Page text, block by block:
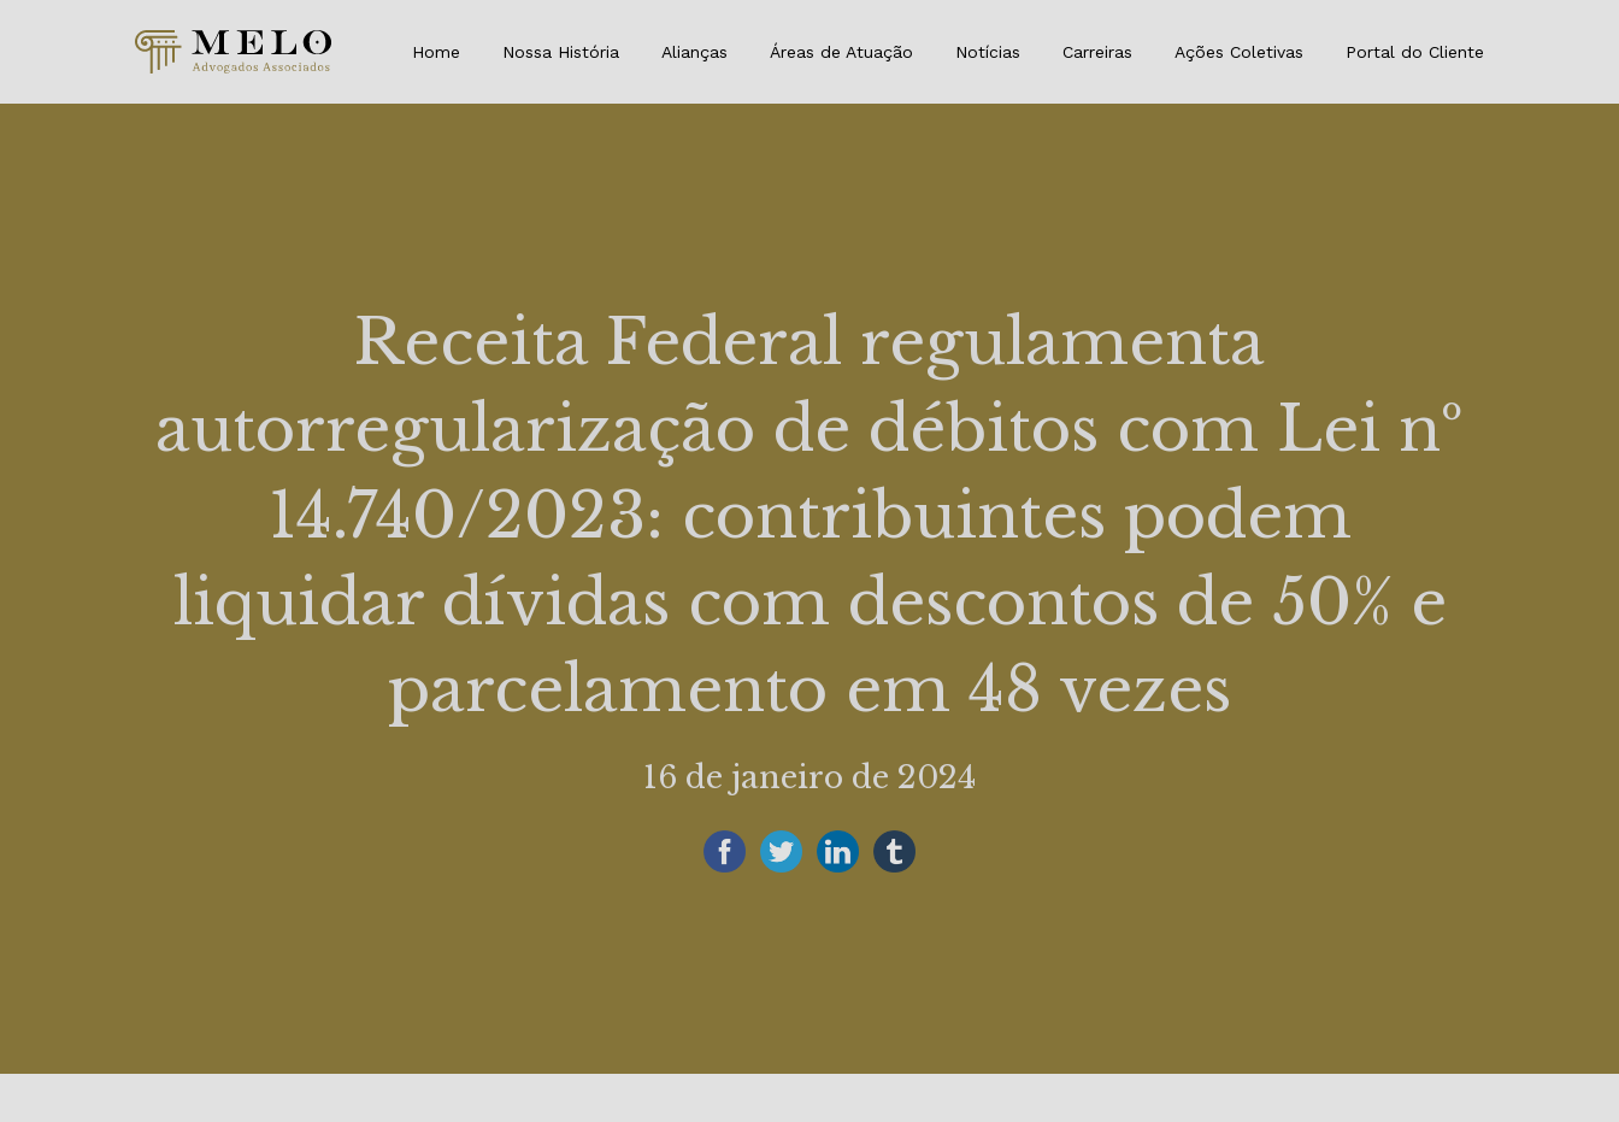
Home Nossa História Alianças Áreas de Atuação Notícias Carreiras Ações Coletivas Portal do Cliente
Receita Federal regulamenta
autorregularização de débitos com Lei nº
14.740/2023: contribuintes podem
liquidar dívidas com descontos de 50% e
parcelamento em 48 vezes
16 de janeiro de 2024